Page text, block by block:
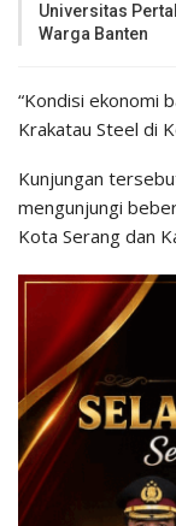
Universitas
Warga Banten
“Kondisi ekonomi
Krakatau Steel di
Kunjungan
mengunjungi
Kota Serang dan